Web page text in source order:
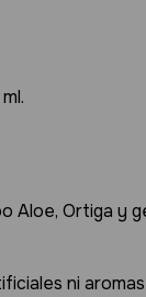
Aloe, Ortiga y
ni